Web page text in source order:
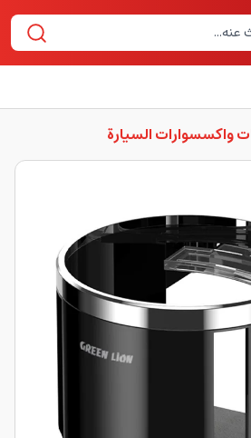
واكسسوارات السيارة